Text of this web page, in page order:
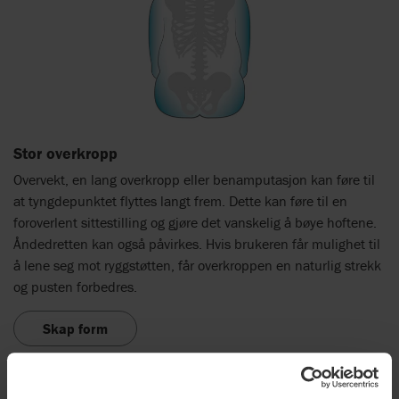
Stor overkropp
Overvekt, en lang overkropp eller benamputasjon kan føre til
at tyngdepunktet flyttes langt frem. Dette kan føre til en
foroverlent sittestilling og gjøre det vanskelig å bøye hoftene.
Åndedretten kan også påvirkes. Hvis brukeren får mulighet til
å lene seg mot ryggstøtten, får overkroppen en naturlig strekk
og pusten forbedres.
Skap form